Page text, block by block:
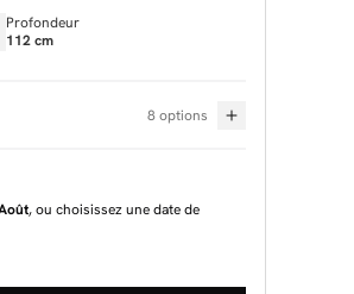
Profondeur
112 cm
8 options
, ou choisissez une date de